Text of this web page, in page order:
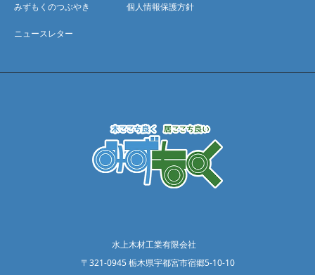
みずもくのつぶやき
ニュースレター
個人情報保護方針
水上木材工業有限会社
〒321-0945 栃木県宇都宮市宿郷5-10-10